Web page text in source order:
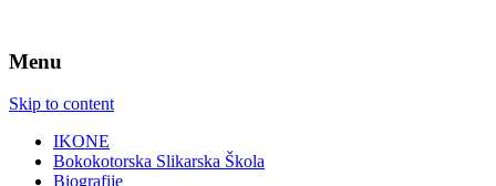
Menu
Skip to content
IKONE
Bokokotorska Slikarska Škola
Biografije